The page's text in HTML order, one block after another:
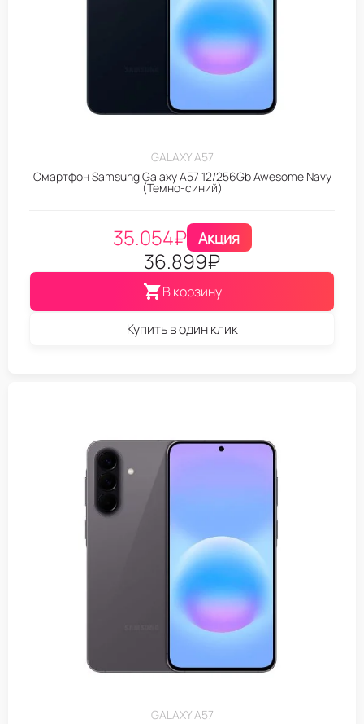
GALAXY A57
Смартфон Samsung Galaxy A57 12/256Gb Awesome Navy
(Темно-синий)
35.054₽ Акция
36.899₽
В корзину
Купить в один клик
GALAXY A57